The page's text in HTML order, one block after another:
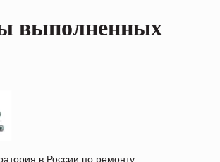
выполненных
в России по ремонту